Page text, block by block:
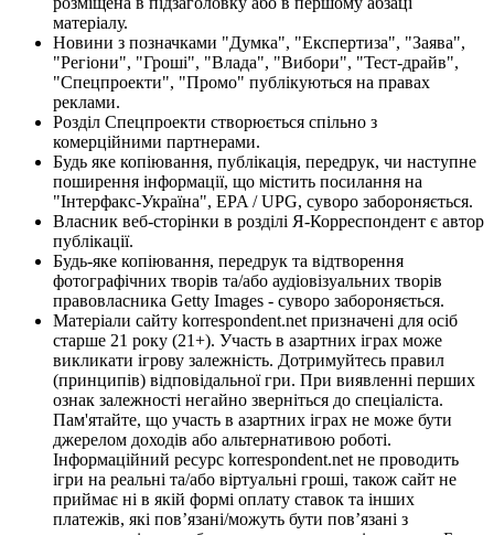
матеріалу.
Новини з позначками "Думка", "Експертиза", "Заява",
"Регіони", "Гроші", "Влада", "Вибори", "Тест-драйв",
"Спецпроекти", "Промо" публікуються на правах
реклами.
Розділ Спецпроекти створюється спільно з
комерційними партнерами.
Будь яке копіювання, публікація, передрук, чи наступне
поширення інформації, що містить посилання на
"Інтерфакс-Україна", EPA / UPG, суворо забороняється.
Власник веб-сторінки в розділі Я-Корреспондент є автор
публікації.
Будь-яке копіювання, передрук та відтворення
фотографічних творів та/або аудіовізуальних творів
правовласника Getty Images - суворо забороняється.
Матеріали сайту korrespondent.net призначені для осіб
старше 21 року (21+). Участь в азартних іграх може
викликати ігрову залежність. Дотримуйтесь правил
(принципів) відповідальної гри. При виявленні перших
ознак залежності негайно зверніться до спеціаліста.
Пам'ятайте, що участь в азартних іграх не може бути
джерелом доходів або альтернативою роботі.
Інформаційний ресурс korrespondent.net не проводить
ігри на реальні та/або віртуальні гроші, також сайт не
приймає ні в якій формі оплату ставок та інших
платежів, які пов’язані/можуть бути пов’язані з